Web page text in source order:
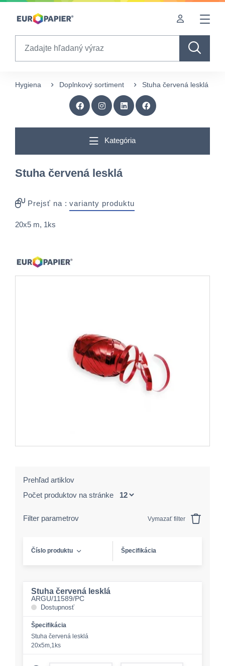
Table Of Content
Hygiena Doplnkový sortiment Stuha červená lesklá
Kategória
Stuha červená lesklá
Prejsť na : varianty produktu
20x5 m, 1ks
Prehľad artiklov
Počet produktov na stránke
Filter parametrov Vymazať filter
Číslo produktu Špecifikácia
Stuha červená lesklá
ARGU/11589/PC
Dostupnosť
Špecifikácia
Stuha červená lesklá
20x5m,1ks